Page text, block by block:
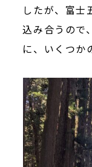
したが、富士
込み合うので
に、いくつか